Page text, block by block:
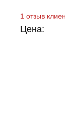
1 отзыв
Цена: